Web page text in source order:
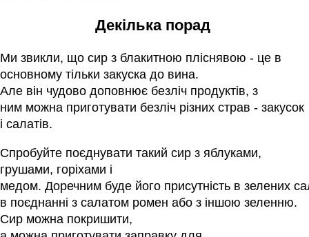
Декілька порад
Ми звикли, що сир з блакитною пліснявою - це в
основному тільки закуска до вина.
Але він чудово доповнює безліч продуктів, з
ним можна приготувати безліч різних страв - закусок
і салатів.
Спробуйте поєднувати такий сир з яблуками,
грушами, горіхами і
медом. Доречним буде його присутність в зелених
в поєднанні з салатом ромен або з іншою зеленню.
Сир можна покришити,